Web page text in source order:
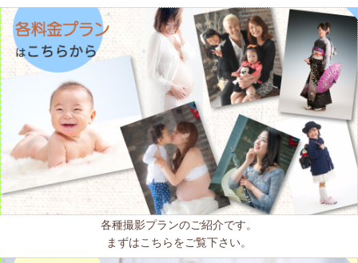
各種撮影プランのご紹介です。
まずはこちらをご覧下さい。